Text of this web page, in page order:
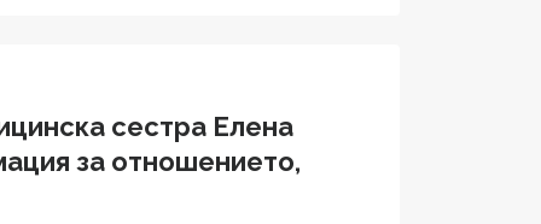
сестра Елена
за отношението,